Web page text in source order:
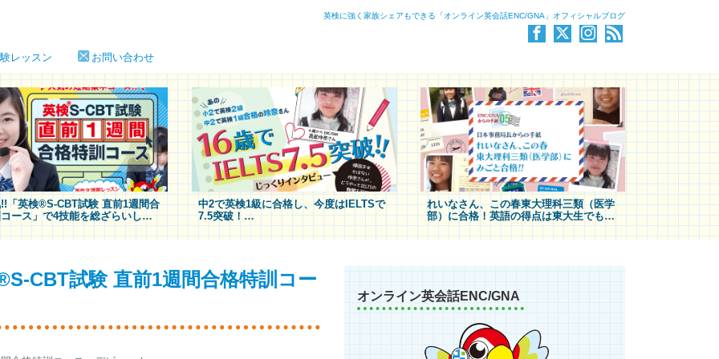
英検に強く家族シェアもできる「オンライン英会話ENC/GNA」オフィシャルブログ
レッスン お問い合わせ
「英検®S-CBT試験 直前1週間合
ース」で4技能を総ざらいし
の扉を開け！
中2で英検1級に合格し、今度はIELTSで
7.5突破！
玲奈さん（16歳）にじっくりインタビュー
れいなさん、この春東大理科三類（医学
部）に合格！英語の得点は東大生でも最
高レベル！
CBT試験 直前1週間合格特訓コー
オンライン英会話ENC/GNA